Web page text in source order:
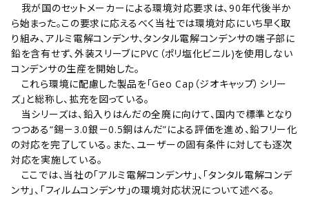
我が国のセットメーカーによる環境対応要求は、90年代後半か
ら始まった。この要求に応えるべく当社では環境対応にいち早く取
り組み、アルミ電解コンデンサ、タンタル電解コンデンサの端子部に
鉛を含有せず、外装スリーブにPVC（ポリ塩化ビニル)を使用しない
コンデンサの生産を開始した。
これら環境に配慮した製品を｢Geo Cap（ジオキャップ）シリー
ズ｣と総称し、拡充を図っている。
当シリーズは、鉛入りはんだの全廃に向けて、国内で標準となり
つつある“錫－3.0銀－0.5銅はんだ”による評価を進め、鉛フリー化
の対応を完了している。また、ユーザーの固有条件に対しても逐次
対応を実施している。
ここでは、当社の｢アルミ電解コンデンサ｣、｢タンタル電解コンデ
ンサ｣、｢フィルムコンデンサ｣の環境対応状況について述べる。